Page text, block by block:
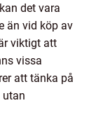
det vara
än vid köp av
viktigt att
vissa
att tänka på
utan